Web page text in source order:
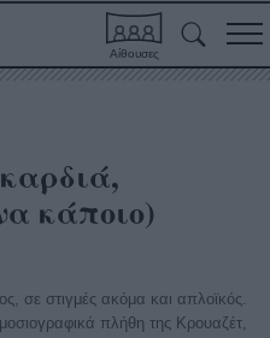
Αίθουσες
κάποιο)
σε στιγμές ακόμα και απλοϊκός.
πλήθη της Κρουαζέτ,